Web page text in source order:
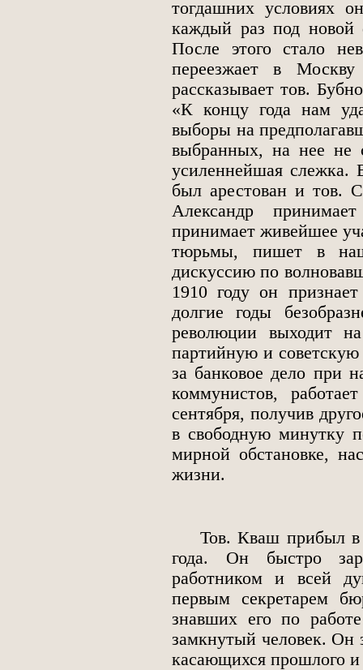
тогдашних условиях
каждый раз под
После этого стало
переезжает в
рассказывает тов.
«К концу года нам
выборы на
выбранных, на нее не
усиленнейшая слежка.
был арестован и тов.
Александр
принимает живейшее
тюрьмы, пишет в
дискуссию по
1910 году он
долгие годы
революции выходит
партийную и советскую
за банковое дело при
коммунистов,
сентября, получив
в свободную минутку
мирной обстановке,
жизни.
Тов. Кваш прибыл в
года. Он быстро
работником и всей
первым секретарем
знавших его по
замкнутый человек. Он
касающихся прошлого и